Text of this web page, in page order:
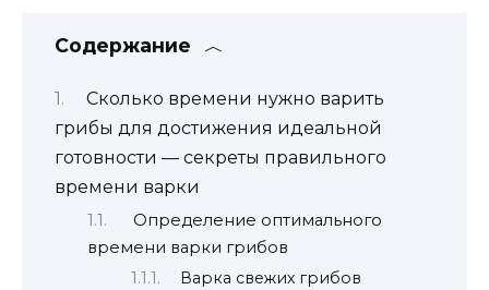
Содержание
Сколько времени нужно варить
грибы для достижения идеальной
готовности — секреты правильного
времени варки
Определение оптимального
времени варки грибов
Варка свежих грибов